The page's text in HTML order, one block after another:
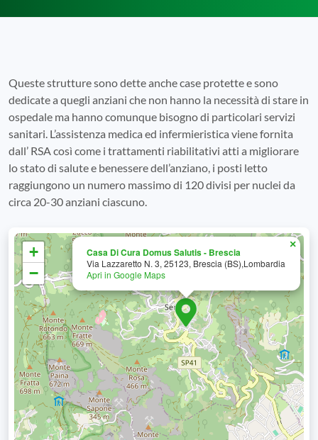
Queste strutture sono dette anche case protette e sono
dedicate a quegli anziani che non hanno la necessità di stare in
ospedale ma hanno comunque bisogno di particolari servizi
sanitari. L’assistenza medica ed infermieristica viene fornita
dall’ RSA così come i trattamenti riabilitativi atti a migliorare
lo stato di salute e benessere dell’anziano, i posti letto
raggiungono un numero massimo di 120 divisi per nuclei da
circa 20-30 anziani ciascuno.
Casa Di Cura Domus Salutis - Brescia
Via Lazzaretto N. 3, 25123, Brescia (BS),Lombardia
Apri in Google Maps
×
+
−